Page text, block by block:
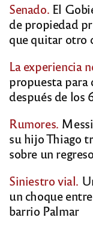
Senado. El
de propiedad
que quitar otro
La experiencia
propuesta para
después de los
Rumores.
su hijo Thiago
sobre un
Siniestro vial.
un choque
barrio Palmar